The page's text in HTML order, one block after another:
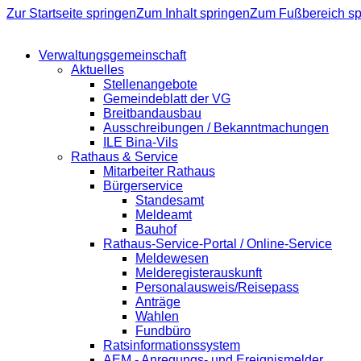
Zur Startseite springenZum Inhalt springenZum Fußbereich
Verwaltungsgemeinschaft
Aktuelles
Stellenangebote
Gemeindeblatt der VG
Breitbandausbau
Ausschreibungen / Bekanntmachungen
ILE Bina-Vils
Rathaus & Service
Mitarbeiter Rathaus
Bürgerservice
Standesamt
Meldeamt
Bauhof
Rathaus-Service-Portal / Online-Service
Meldewesen
Melderegisterauskunft
Personalausweis/Reisepass
Anträge
Wahlen
Fundbüro
Ratsinformationssystem